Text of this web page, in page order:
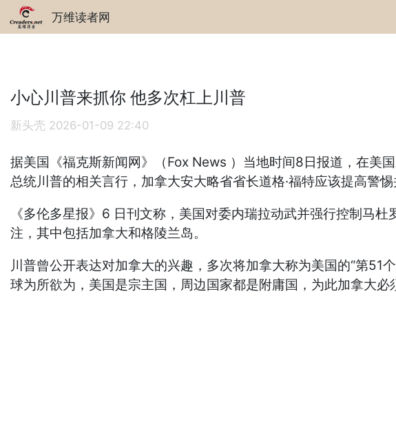
万维读者网
小心川普来抓你 他多次杠上川普
新头壳 2026-01-09 22:40
据美国《福克斯新闻网》（Fox News ）当地时间8日报道，在美
总统川普的相关言行，加拿大安大略省省长道格·福特应该提高警惕
《多伦多星报》6 日刊文称，美国对委内瑞拉动武并强行控制马
注，其中包括加拿大和格陵兰岛。
川普曾公开表达对加拿大的兴趣，多次将加拿大称为美国的“第
球为所欲为，美国是宗主国，周边国家都是附庸国，为此加拿大必